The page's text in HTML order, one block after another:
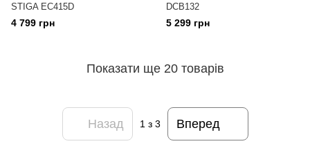
STIGA EC415D
4 799 грн
DCB132
5 299 грн
Показати ще 20 товарів
Назад 1 з 3 Вперед